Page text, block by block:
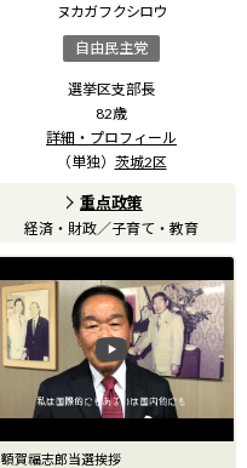
ヌカガ フクシロウ
自由民主党
選挙区支部長
82歳
詳細・プロフィール
（単独） 茨城2区
重点政策
経済・財政／子育て・教育
額賀福志郎当選挨拶